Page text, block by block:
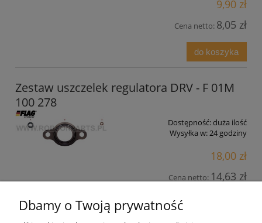
9,90 zł
Cena netto: 8,05 zł
do koszyka
Zestaw uszczelek regulatora DRV - F 01M
100 278
Dostępność:duża ilość
Wysyłka w:24 godziny
18,00 zł
Cena netto: 14,63 zł
Dbamy o Twoją prywatność